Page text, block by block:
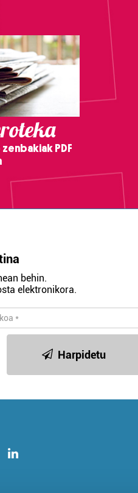
PDF
behin.
elektronikora.
Harpidetu